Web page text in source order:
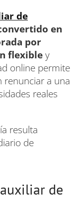
de
en
por
flexibley
online permite
renunciar a una
reales
resulta
de
de